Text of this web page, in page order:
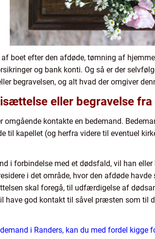
boet efter den afdøde, tømning af
og bank konti. Og så er der
begravelsen, og alt hvad der omgiver
eller begravelse fra
omgående kontakte en bedemand.
til kapellet (og herfra videre til eventuel
i forbindelse med et dødsfald, vil han
i det område, hvor den afdøde
skal foregå, til udfærdigelse af
have god kontakt til såvel præsten som til
i Randers, kan du med fordel kigge